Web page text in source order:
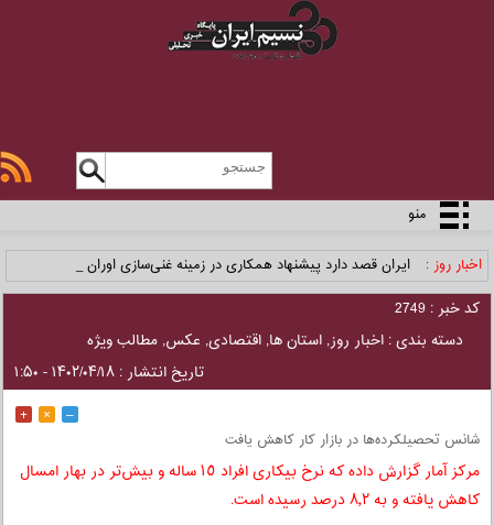
منو
اخبار روز : ایران قصد دارد پیشنهاد همکاری در زمینه غنی‌سازی اورانیو _
کد خبر : 2749
دسته بندی :اخبار روز,استان ها,اقتصادی, عکس,مطالب ویژه
تاریخ انتشار : ۱۴۰۲/۰۴/۱۸ - ۱:۵۰
–
×
+
شانس تحصیلکرده‌ها در بازار کار کاهش یافت
مرکز آمار گزارش داده که نرخ بیکاری افراد ١٥ ساله و بیش‌تر در بهار امسال
کاهش یافته و به ۸٫۲ درصد رسیده است.